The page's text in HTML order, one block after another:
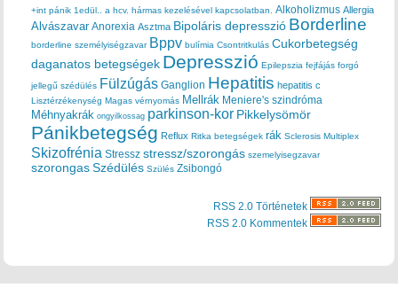
+int pánik 1edül.. a hcv. hármas kezelésével kapcsolatban. Alkoholizmus Allergia
Alvászavar Anorexia Asztma Bipoláris depresszió Borderline
borderline személyiségzavar Bppv bulímia Csontritkulás Cukorbetegség
daganatos betegségek Depresszió Epilepszia fejfájás forgó
jellegű szédülés Fülzúgás Ganglion Hepatitis hepatitis c
Lisztérzékenység Magas vérnyomás Mellrák Meniere's szindróma
Méhnyakrák ongyilkossag parkinson-kor Pikkelysömör
Pánikbetegség Reflux Ritka betegségek rák Sclerosis Multiplex
Skizofrénia Stressz stressz/szorongás szemelyisegzavar
szorongas Szédülés Szülés Zsibongó
RSS 2.0 Történetek
RSS 2.0 Kommentek